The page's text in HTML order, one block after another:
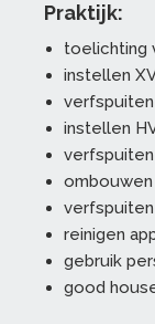
Praktijk:
toelichting
instellen
instellen
reinigen
gebruik
good